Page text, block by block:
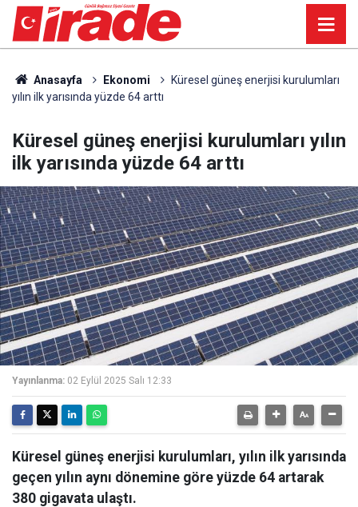
Anasayfa Ekonomi
Küresel güneş enerjisi kurulumları
yılın ilk yarısında yüzde 64 arttı
Küresel güneş enerjisi kurulumları yılın
ilk yarısında yüzde 64 arttı
Yayınlanma: 02 Eylül 2025 Salı 12:33
Küresel güneş enerjisi kurulumları, yılın ilk yarısında
geçen yılın aynı dönemine göre yüzde 64 artarak
380 gigavata ulaştı.